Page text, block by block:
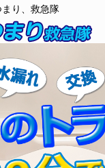
り、救急隊